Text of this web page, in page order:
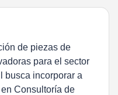
de piezas de
para el sector
busca incorporar a
Consultoría de